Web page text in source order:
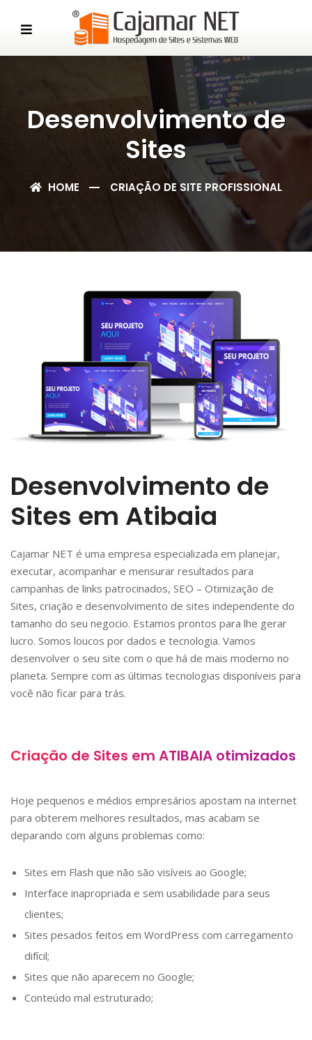
Desenvolvimento de
Sites
HOME CRIAÇÃO DE SITE PROFISSIONAL
Desenvolvimento de
Sites em Atibaia
Cajamar NET é uma empresa especializada em planejar,
executar, acompanhar e mensurar resultados para
campanhas de links patrocinados, SEO – Otimização de
Sites, criação e desenvolvimento de sites independente do
tamanho do seu negocio. Estamos prontos para lhe gerar
lucro. Somos loucos por dados e tecnologia. Vamos
desenvolver o seu site com o que há de mais moderno no
planeta. Sempre com as últimas tecnologias disponíveis para
você não ficar para trás.
Criação de Sites em ATIBAIA otimizados
Hoje pequenos e médios empresários apostam na internet
para obterem melhores resultados, mas acabam se
deparando com alguns problemas como:
Sites em Flash que não são visíveis ao Google;
Interface inapropriada e sem usabilidade para seus
clientes;
Sites pesados feitos em WordPress com carregamento
difícil;
Sites que não aparecem no Google;
Conteúdo mal estruturado;